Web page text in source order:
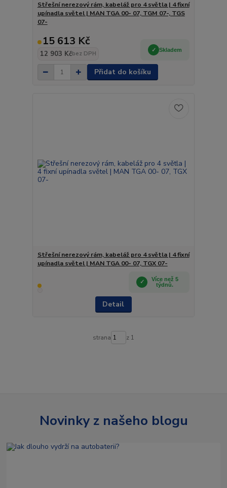
Střešní nerezový rám, kabeláž pro 4 světla | 4 fixní
upínadla světel | MAN TGA 00- 07, TGM 07-, TGS
07-
15 613 Kč
12 903 Kčbez DPH
Skladem
Přidat do košíku
Střešní nerezový rám, kabeláž pro 4 světla | 4 fixní
upínadla světel | MAN TGA 00- 07, TGX 07-
Více než 5
týdnů.
Detail
strana z 1
Novinky z našeho blogu